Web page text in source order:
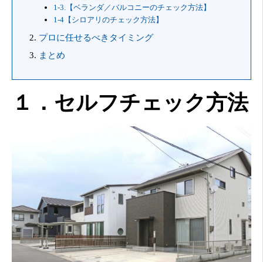
1-3.【ベランダ／バルコニーのチェック方法】
1-4【シロアリのチェック方法】
プロに任せるべきタイミング
まとめ
１．セルフチェック方法